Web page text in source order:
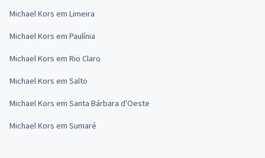
Michael Kors em Limeira
Michael Kors em Paulínia
Michael Kors em Rio Claro
Michael Kors em Salto
Michael Kors em Santa Bárbara d'Oeste
Michael Kors em Sumaré